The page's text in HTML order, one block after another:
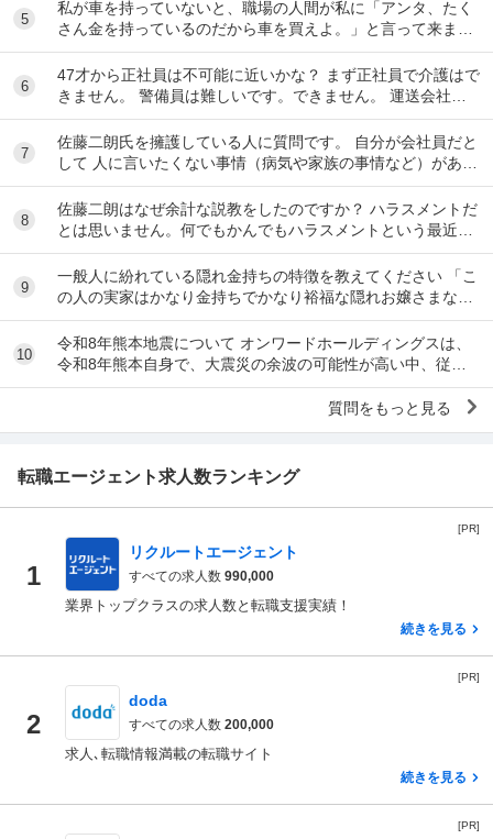
5
私が車を持っていないと、職場の人間が私に「アンタ、たく
さん金を持っているのだから車を買えよ。」と言って来ま
す。 でも なんで しんどい思いをして働いた金で...
6
47才から正社員は不可能に近いかな？ まず正社員で介護はで
きません。 警備員は難しいです。できません。 運送会社の
運転手は無理です。できません 過去にうつ...
7
佐藤二朗氏を擁護している人に質問です。 自分が会社員だと
して 人に言いたくない事情（病気や家族の事情など）があ
り、上司や総務等に相談した結果、仕事内容を...
8
佐藤二朗はなぜ余計な説教をしたのですか？ ハラスメントだ
とは思いません。何でもかんでもハラスメントという最近の
風潮に反対です。ただ、橋本愛からすれば良い気...
9
一般人に紛れている隠れ金持ちの特徴を教えてください 「こ
の人の実家はかなり金持ちでかなり裕福な隠れお嬢さまなん
だな」とわかる特徴を教えてください 私の...
10
令和8年熊本地震について オンワードホールディングスは、
令和8年熊本自身で、大震災の余波の可能性が高い中、従業
員に売上金の確保（金庫への預け入れ）を優先さ...
質問をもっと見る
転職エージェント求人数ランキング
[PR]
1
リクルートエージェント
すべての求人数 990,000
業界トップクラスの求人数と転職支援実績！
続きを見る
[PR]
2
doda
すべての求人数 200,000
求人､転職情報満載の転職サイト
続きを見る
[PR]